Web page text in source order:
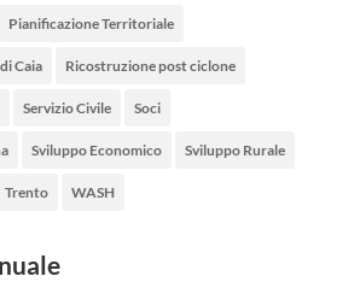
Pianificazione Territoriale
Caia Ricostruzione post ciclone
Servizio Civile Soci
Sviluppo Economico Sviluppo Rurale
Trento WASH